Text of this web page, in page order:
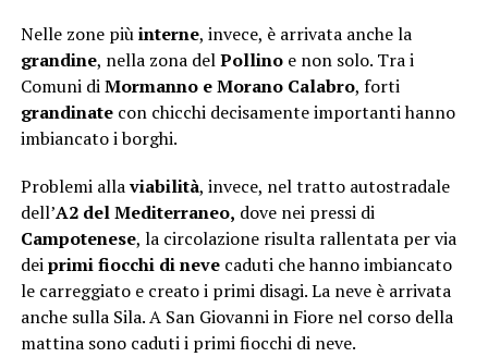
Nelle zone piùinterne, invece, è arrivata anche la
grandine, nella zona delPollinoe non solo. Tra i
Comuni diMormanno e Morano Calabro, forti
grandinatecon chicchi decisamente importanti hanno
imbiancato i borghi.
Problemi allaviabilità, invece, nel tratto autostradale
dell’A2 del Mediterraneo, dove nei pressi di
Campotenese, la circolazione risulta rallentata per via
deiprimi fiocchi di nevecaduti che hanno imbiancato
le carreggiato e creato i primi disagi. La neve è arrivata
anche sulla Sila. A San Giovanni in Fiore nel corso della
mattina sono caduti i primi fiocchi di neve.